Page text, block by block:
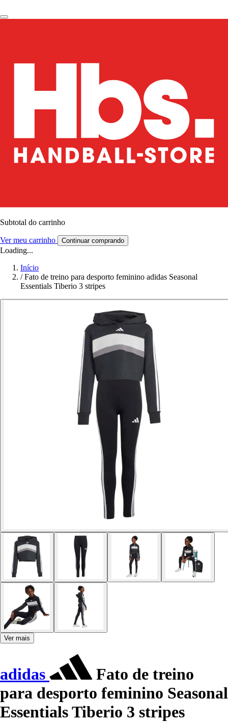
Subtotal do carrinho
Ver meu carrinho Continuar comprando
Loading...
Início
/ Fato de treino para desporto feminino adidas Seasonal
Essentials Tiberio 3 stripes
Ver mais
adidas
Fato de treino
para desporto feminino Seasonal
Essentials Tiberio 3 stripes